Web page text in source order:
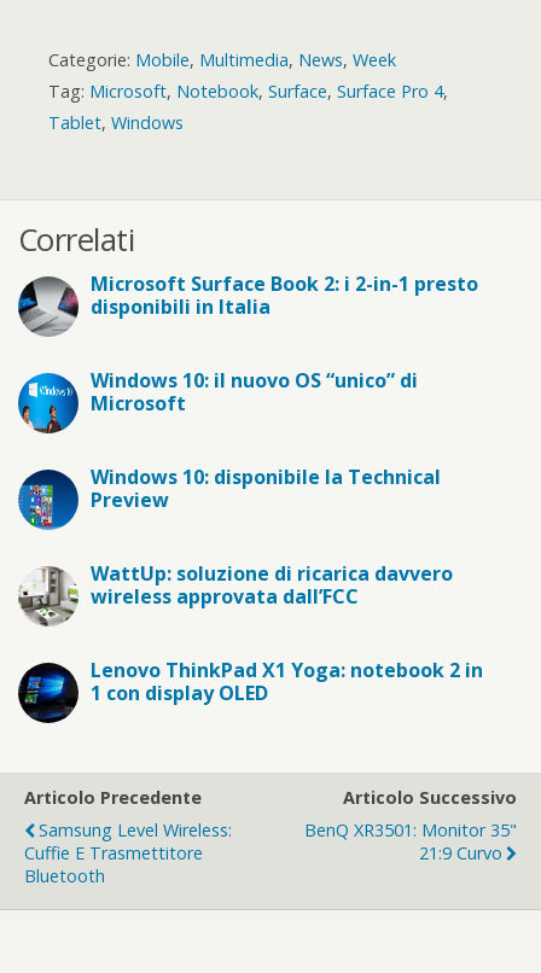
Categorie: Mobile, Multimedia, News, Week
Tag: Microsoft, Notebook, Surface, Surface Pro 4,
Tablet, Windows
Correlati
Microsoft Surface Book 2: i 2-in-1 presto
disponibili in Italia
Windows 10: il nuovo OS “unico” di
Microsoft
Windows 10: disponibile la Technical
Preview
WattUp: soluzione di ricarica davvero
wireless approvata dall’FCC
Lenovo ThinkPad X1 Yoga: notebook 2 in
1 con display OLED
Articolo Precedente
Samsung Level Wireless:
Cuffie E Trasmettitore
Bluetooth
Articolo Successivo
BenQ XR3501: Monitor 35"
21:9 Curvo